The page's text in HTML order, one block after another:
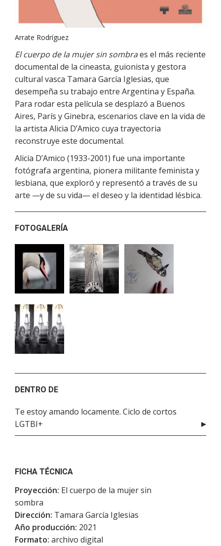
Arrate Rodríguez
El cuerpo de la mujer sin sombraes el más reciente
documental de la cineasta, guionista y gestora
cultural vasca Tamara García Iglesias, que
desempeña su trabajo entre Argentina y España.
Para rodar esta película se desplazó a Buenos
Aires, París y Ginebra, escenarios clave en la vida de
la artista Alicia D’Amico cuya trayectoria
reconstruye este documental.
Alicia D’Amico (1933-2001) fue una importante
fotógrafa argentina, pionera militante feminista y
lesbiana, que exploró y representó a través de su
arte —y de su vida— el deseo y la identidad lésbica.
FOTOGALERÍA
DENTRO DE
Te estoy amando locamente. Ciclo de cortos
LGTBI+
FICHA TÉCNICA
Proyección: El cuerpo de la mujer sin
sombra
Dirección: Tamara García Iglesias
Año producción: 2021
Formato: archivo digital